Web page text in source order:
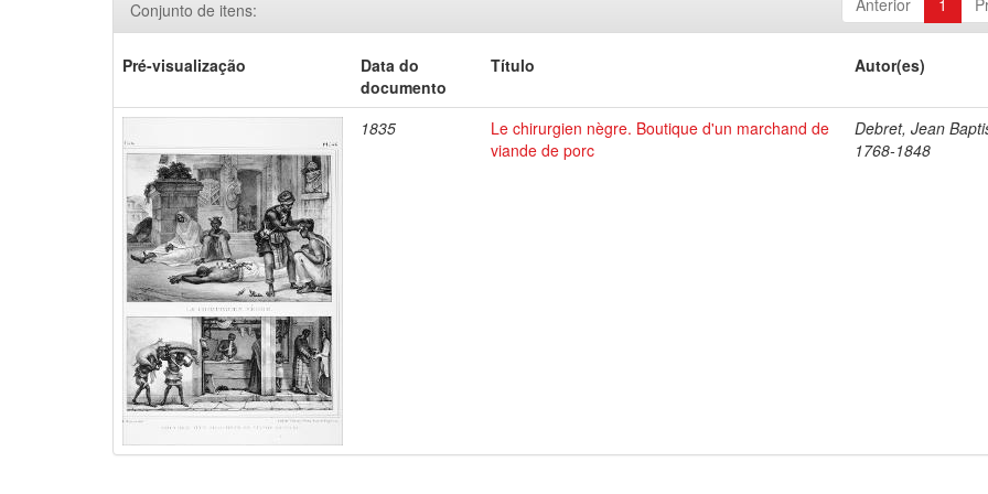
Anterior 1
Conjunto de itens:
Pré-visualização
Data do
documento
Título Autor(es)
1835
Le chirurgien nègre. Boutique d'un marchand de
viande de porc
Debret, Jean
1768-1848